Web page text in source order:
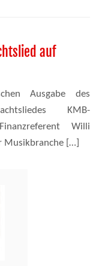
auf
Ausgabe des
KMB-
Willi
Musikbranche […]